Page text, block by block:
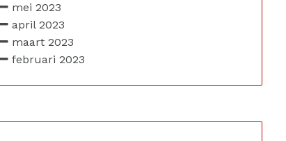
mei 2023
april 2023
maart 2023
februari 2023